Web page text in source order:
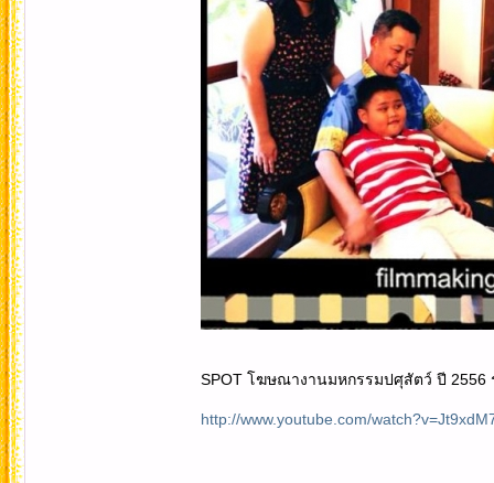
SPOT โฆษณางานมหกรรมปศุสัตว์ ปี 2556
http://www.youtube.com/